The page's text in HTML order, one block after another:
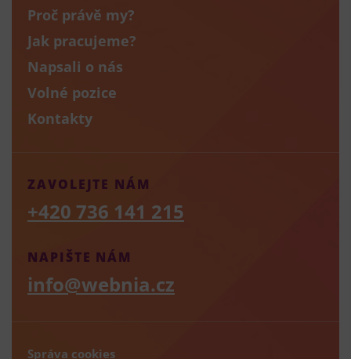
Proč právě my?
Jak pracujeme?
Napsali o nás
Volné pozice
Kontakty
NAPIŠTE NÁM
info@webnia.cz
ZAVOLEJTE NÁM
+420 736 141 215
Správa cookies